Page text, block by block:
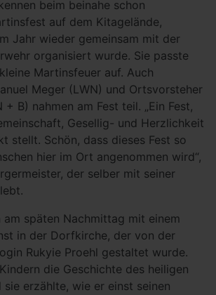
beim beinahe schon
auf dem Kitagelände,
Jahr wieder gemeinsam mit der
organisiert wurde. Sie passte
Martinsfeuer auf. Auch
Meger (LWN) und Ortsvorsteher
+ B) nahmen am Fest teil. „Ein Fest,
Gesellig- und Herzlichkeit
stellt. Schön, dass dieses Fest so
hier im Ort angenommen wird“,
der selber mit seiner
am späten Nachmittag mit einem
in der Dorfkirche, der von der
Rukyie Proehl gestaltet wurde.
die Geschichte des heiligen
sie erzählte, wie er einst seinen